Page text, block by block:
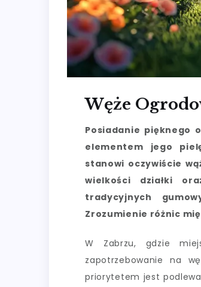
Węże
Posiadanie pięknego
elementem jego
stanowi oczywiście
wielkości działki
tradycyjnych
Zrozumienie różnic
W Zabrzu, gdzie
zapotrzebowanie na
priorytetem jest